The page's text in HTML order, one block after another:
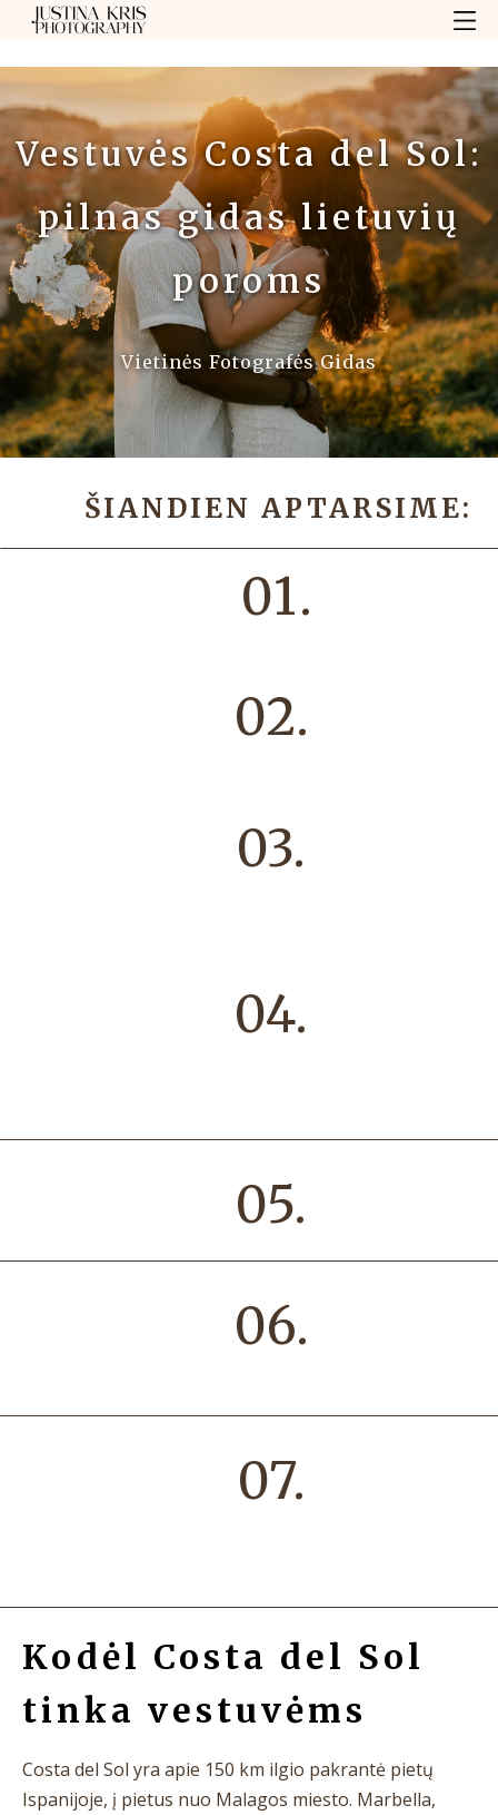
Vestuvės Costa del Sol:
pilnas gidas lietuvių
poroms
Vietinės Fotografės Gidas
ŠIANDIEN APTARSIME:
01.
02.
03.
04.
05.
06.
07.
Kodėl Costa del Sol
tinka vestuvėms
Costa del Sol yra apie 150 km ilgio pakrantė pietų
Ispanijoje, į pietus nuo Malagos miesto. Marbella,